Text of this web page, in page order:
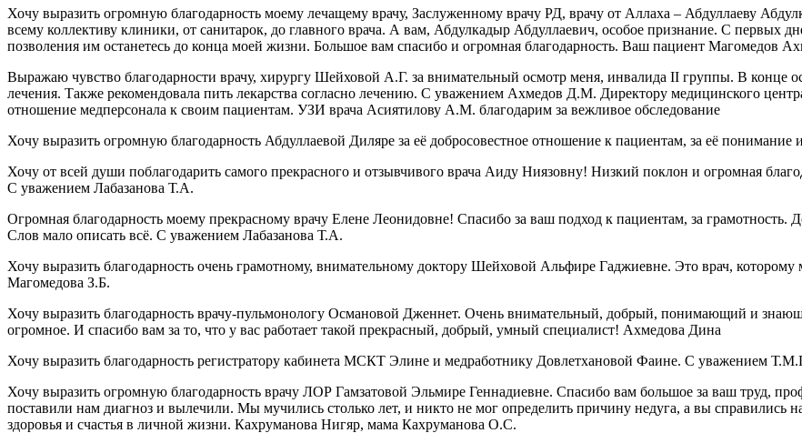
Хочу выразить огромную благодарность моему лечащему врачу, Заслуженному врачу РД, врачу от Аллаха – Абдуллаеву
всему коллективу клиники, от санитарок, до главного врача. А вам, Абдулкадыр Абдуллаевич, особое признание. С первых
позволения им останетесь до конца моей жизни. Большое вам спасибо и огромная благодарность. Ваш пациент Магомедов
Выражаю чувство благодарности врачу, хирургу Шейховой А.Г. за внимательный осмотр меня, инвалида II группы. В конце
лечения. Также рекомендовала пить лекарства согласно лечению. С уважением Ахмедов Д.М. Директору медицинского
отношение медперсонала к своим пациентам. УЗИ врача Асиятилову А.М. благодарим за вежливое обследование
Хочу выразить огромную благодарность Абдуллаевой Диляре за её добросовестное отношение к пациентам, за её
Хочу от всей души поблагодарить самого прекрасного и отзывчивого врача Аиду Ниязовну! Низкий поклон и огромная
С уважением Лабазанова Т.А.
Огромная благодарность моему прекрасному врачу Елене Леонидовне! Спасибо за ваш подход к пациентам, за
Слов мало описать всё. С уважением Лабазанова Т.А.
Хочу выразить благодарность очень грамотному, внимательному доктору Шейховой Альфире Гаджиевне. Это врач, которому
Магомедова З.Б.
Хочу выразить благодарность врачу-пульмонологу Османовой Дженнет. Очень внимательный, добрый, понимающий и
огромное. И спасибо вам за то, что у вас работает такой прекрасный, добрый, умный специалист! Ахмедова Дина
Хочу выразить благодарность регистратору кабинета МСКТ Элине и медработнику Довлетхановой Фаине. С уважением
Хочу выразить огромную благодарность врачу ЛОР Гамзатовой Эльмире Геннадиевне. Спасибо вам большое за ваш труд,
поставили нам диагноз и вылечили. Мы мучились столько лет, и никто не мог определить причину недуга, а вы справились
здоровья и счастья в личной жизни. Кахруманова Нигяр, мама Кахруманова О.С.